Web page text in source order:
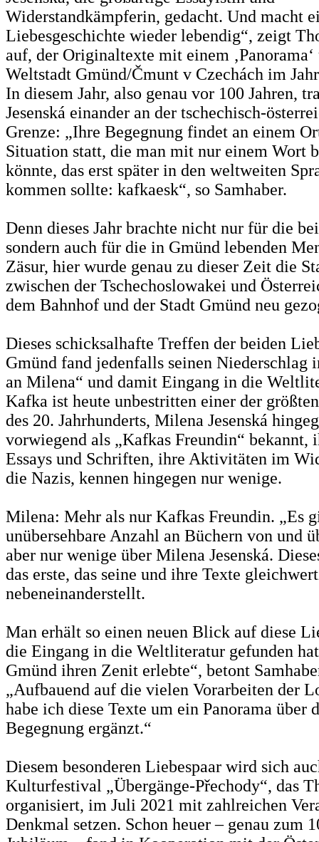
Widerstandkämpferin, gedacht. Und macht
Liebesgeschichte wieder lebendig“, zeigt
auf, der Originaltexte mit einem
Weltstadt Gmünd/Čmunt v Czechách im
In diesem Jahr, also genau vor 100 Jahren,
Jesenská einander an der tschechisch-
Grenze: „Ihre Begegnung findet an einem
Situation statt, die man mit nur einem Wort
könnte, das erst später in den weltweiten
kommen sollte: kafkaesk“, so Samhaber.
Denn dieses Jahr brachte nicht nur für die
sondern auch für die in Gmünd lebenden
Zäsur, hier wurde genau zu dieser Zeit die
zwischen der Tschechoslowakei und
dem Bahnhof und der Stadt Gmünd neu
Dieses schicksalhafte Treffen der beiden
Gmünd fand jedenfalls seinen Niederschlag
an Milena“ und damit Eingang in die
Kafka ist heute unbestritten einer der
des 20. Jahrhunderts, Milena Jesenská
vorwiegend als „Kafkas Freundin“ bekannt,
Essays und Schriften, ihre Aktivitäten im
die Nazis, kennen hingegen nur wenige.
Milena: Mehr als nur Kafkas Freundin. „Es
unübersehbare Anzahl an Büchern von und
aber nur wenige über Milena Jesenská.
das erste, das seine und ihre Texte
nebeneinanderstellt.
Man erhält so einen neuen Blick auf diese
die Eingang in die Weltliteratur gefunden
Gmünd ihren Zenit erlebte“, betont
„Aufbauend auf die vielen Vorarbeiten der
habe ich diese Texte um ein Panorama über
Begegnung ergänzt.“
Diesem besonderen Liebespaar wird sich
Kulturfestival „Übergänge-Přechody“, das
organisiert, im Juli 2021 mit zahlreichen
Denkmal setzen. Schon heuer – genau zum